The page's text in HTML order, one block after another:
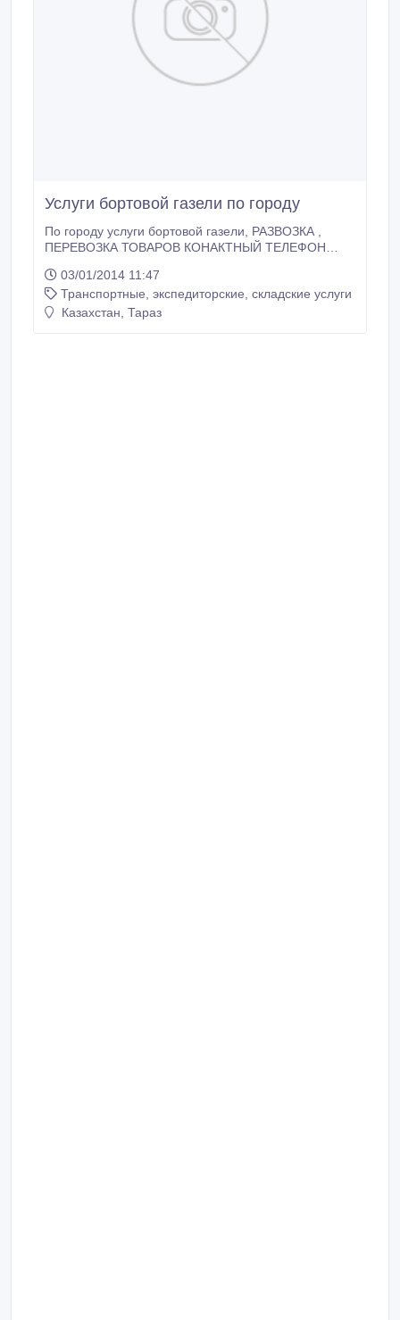
Услуги бортовой газели по городу
По городу услуги бортовой газели, РАЗВОЗКА ,
ПЕРЕВОЗКА ТОВАРОВ КОНАКТНЫЙ ТЕЛЕФОН
03/01/2014 11:47
Транспортные, экспедиторские, складские услуги
Казахстан, Тараз